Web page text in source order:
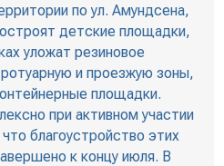
по ул. Амундсена,
детские площадки,
уложат резиновое
и проезжую зоны,
площадки.
при активном участии
благоустройство этих
к концу июля. В